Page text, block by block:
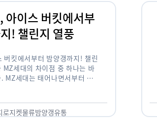
아이스 버킷에서부
! 챌린지 열풍
버킷에서부터 밤양갱까지! 챌린
MZ세대의 차이점 중 하나는 바
MZ세대는 태어나면서부터 디
로지켓물류밤양갱유통